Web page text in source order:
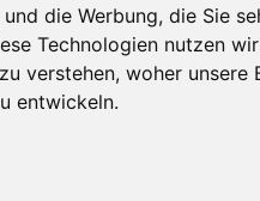
die Werbung, die Sie
Technologien nutzen wir
verstehen, woher unsere
entwickeln.